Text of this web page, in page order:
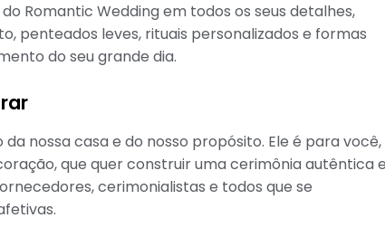
Romantic Wedding em todos os seus detalhes,
penteados leves, rituais personalizados e formas
do seu grande dia.
nossa casa e do nosso propósito. Ele é para você,
que quer construir uma cerimônia autêntica e
cerimonialistas e todos que se